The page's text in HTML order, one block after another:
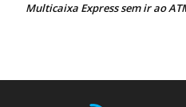
Multicaixa Express sem ir ao